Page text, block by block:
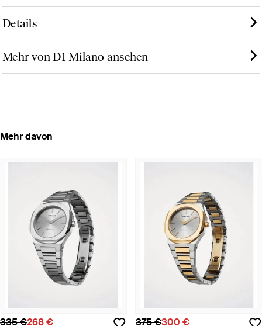
Details
Mehr von D1 Milano ansehen
Mehr davon
335 €268 € 375 €300 €